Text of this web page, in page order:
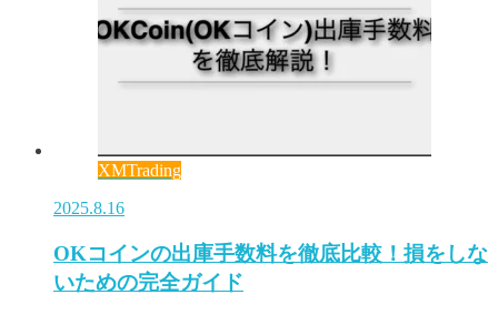
XMTrading
2025.8.16
OKコインの出庫手数料を徹底比較！損をしな
いための完全ガイド